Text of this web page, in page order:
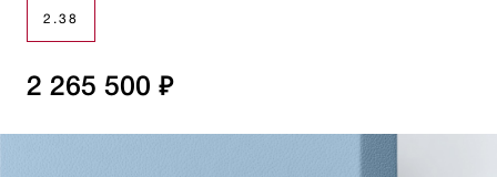
2.38
2 265 500 ₽